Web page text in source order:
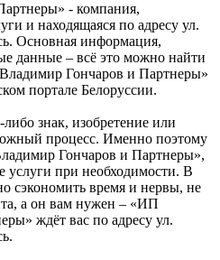
- компания,
и находящаяся по адресу ул.
Основная информация,
данные – всё это можно найти
Гончаров и Партнеры»
портале Белоруссии.
знак, изобретение или
процесс. Именно поэтому
Гончаров и Партнеры»,
услуги при необходимости. В
сэкономить время и нервы, не
а он вам нужен – «ИП
ждёт вас по адресу ул.